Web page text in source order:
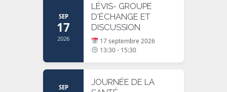
SEP
17
2026
LÉVIS- GROUPE
D'ÉCHANGE ET
DISCUSSION
17 septembre 2026
13:30 - 15:30
SEP
JOURNÉE DE LA